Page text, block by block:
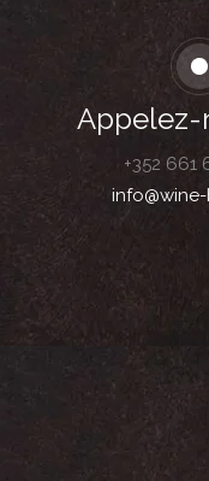
Appelez-
+352 661